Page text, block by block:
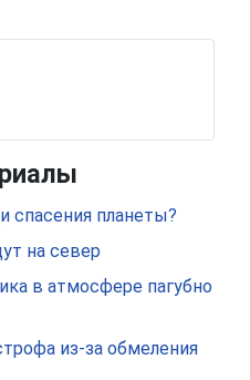
спасения планеты?
на север
в атмосфере пагубно
из-за обмеления